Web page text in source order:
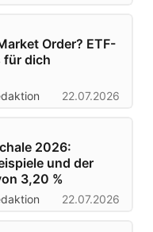
Order? ETF-
für dich
22.07.2026
2026:
und der
3,20 %
22.07.2026